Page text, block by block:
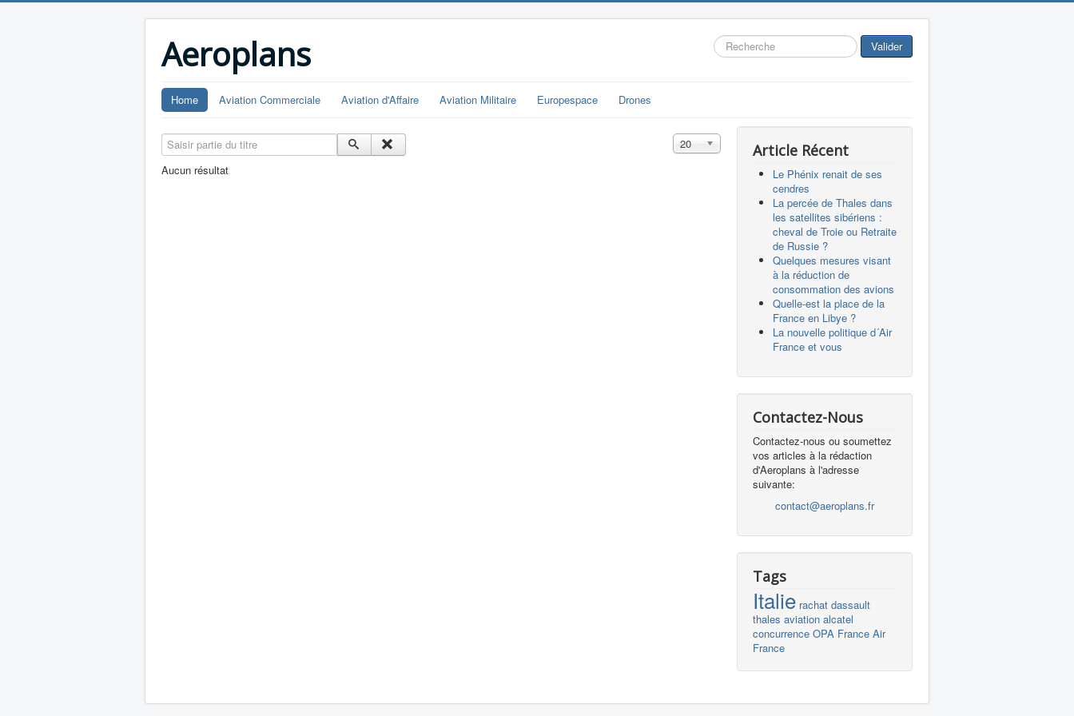
Aeroplans Rechercher Valider
Home Aviation Commerciale Aviation d'Affaire Aviation Militaire Europespace Drones
Saisir partie du titre Affichage #
20
Aucun résultat
Article Récent
Le Phénix renait de ses
cendres
La percée de Thales dans
les satellites sibériens :
cheval de Troie ou Retraite
de Russie ?
Quelques mesures visant
à la réduction de
consommation des avions
Quelle-est la place de la
France en Libye ?
La nouvelle politique d´Air
France et vous
Contactez-Nous
Contactez-nous ou soumettez
vos articles à la rédaction
d'Aeroplans à l'adresse
suivante:
contact@aeroplans.fr
Tags
Italie rachat dassault
thales aviation alcatel
concurrence OPA France Air
France